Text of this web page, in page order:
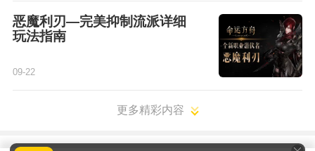
恶魔利刃—完美抑制流派详细
玩法指南
09-22
更多精彩内容